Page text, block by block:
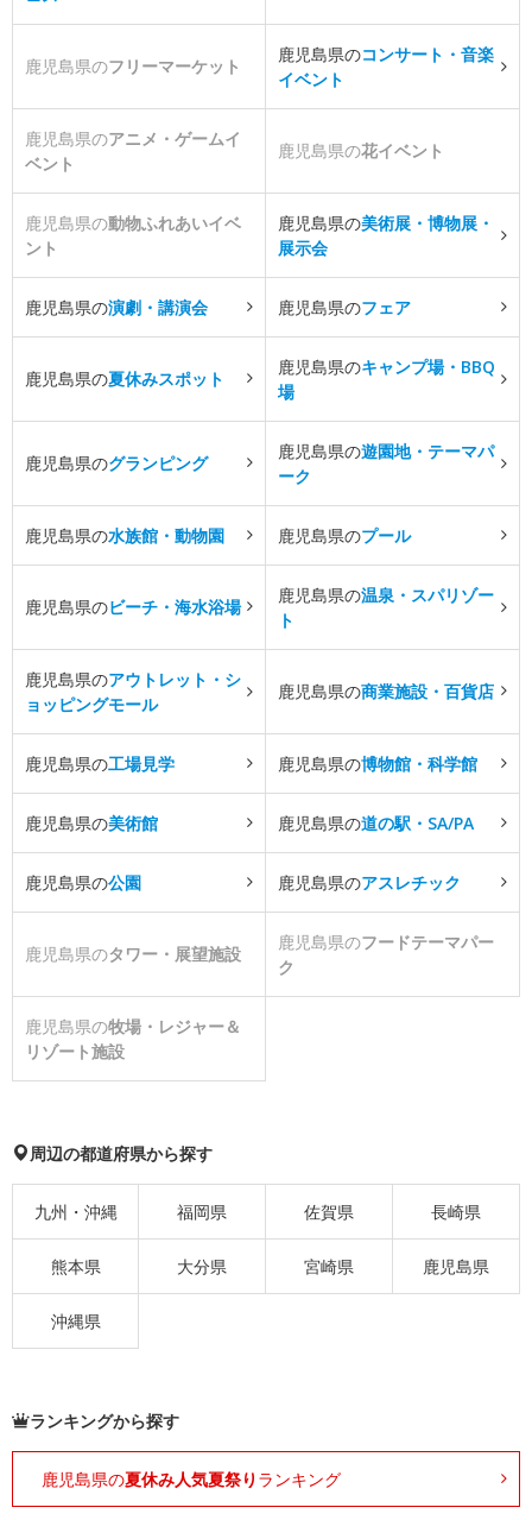
鹿児島県のフリーマーケット
鹿児島県のコンサート・音楽
イベント
鹿児島県のアニメ・ゲームイ
ベント
鹿児島県の花イベント
鹿児島県の動物ふれあいイベ
ント
鹿児島県の美術展・博物展・
展示会
鹿児島県の演劇・講演会 鹿児島県のフェア
鹿児島県の夏休みスポット
鹿児島県のキャンプ場・BBQ
場
鹿児島県のグランピング
鹿児島県の遊園地・テーマパ
ーク
鹿児島県の水族館・動物園 鹿児島県のプール
鹿児島県のビーチ・海水浴場
鹿児島県の温泉・スパリゾー
ト
鹿児島県のアウトレット・シ
ョッピングモール
鹿児島県の商業施設・百貨店
鹿児島県の工場見学 鹿児島県の博物館・科学館
鹿児島県の美術館 鹿児島県の道の駅・SA/PA
鹿児島県の公園 鹿児島県のアスレチック
鹿児島県のタワー・展望施設
鹿児島県のフードテーマパー
ク
鹿児島県の牧場・レジャー＆
リゾート施設
周辺の都道府県から探す
九州・沖縄 福岡県 佐賀県 長崎県
熊本県 大分県 宮崎県 鹿児島県
沖縄県
ランキングから探す
鹿児島県の夏休み人気夏祭り ランキング